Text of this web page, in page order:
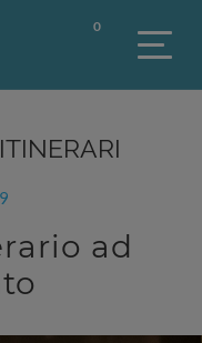
0
ad